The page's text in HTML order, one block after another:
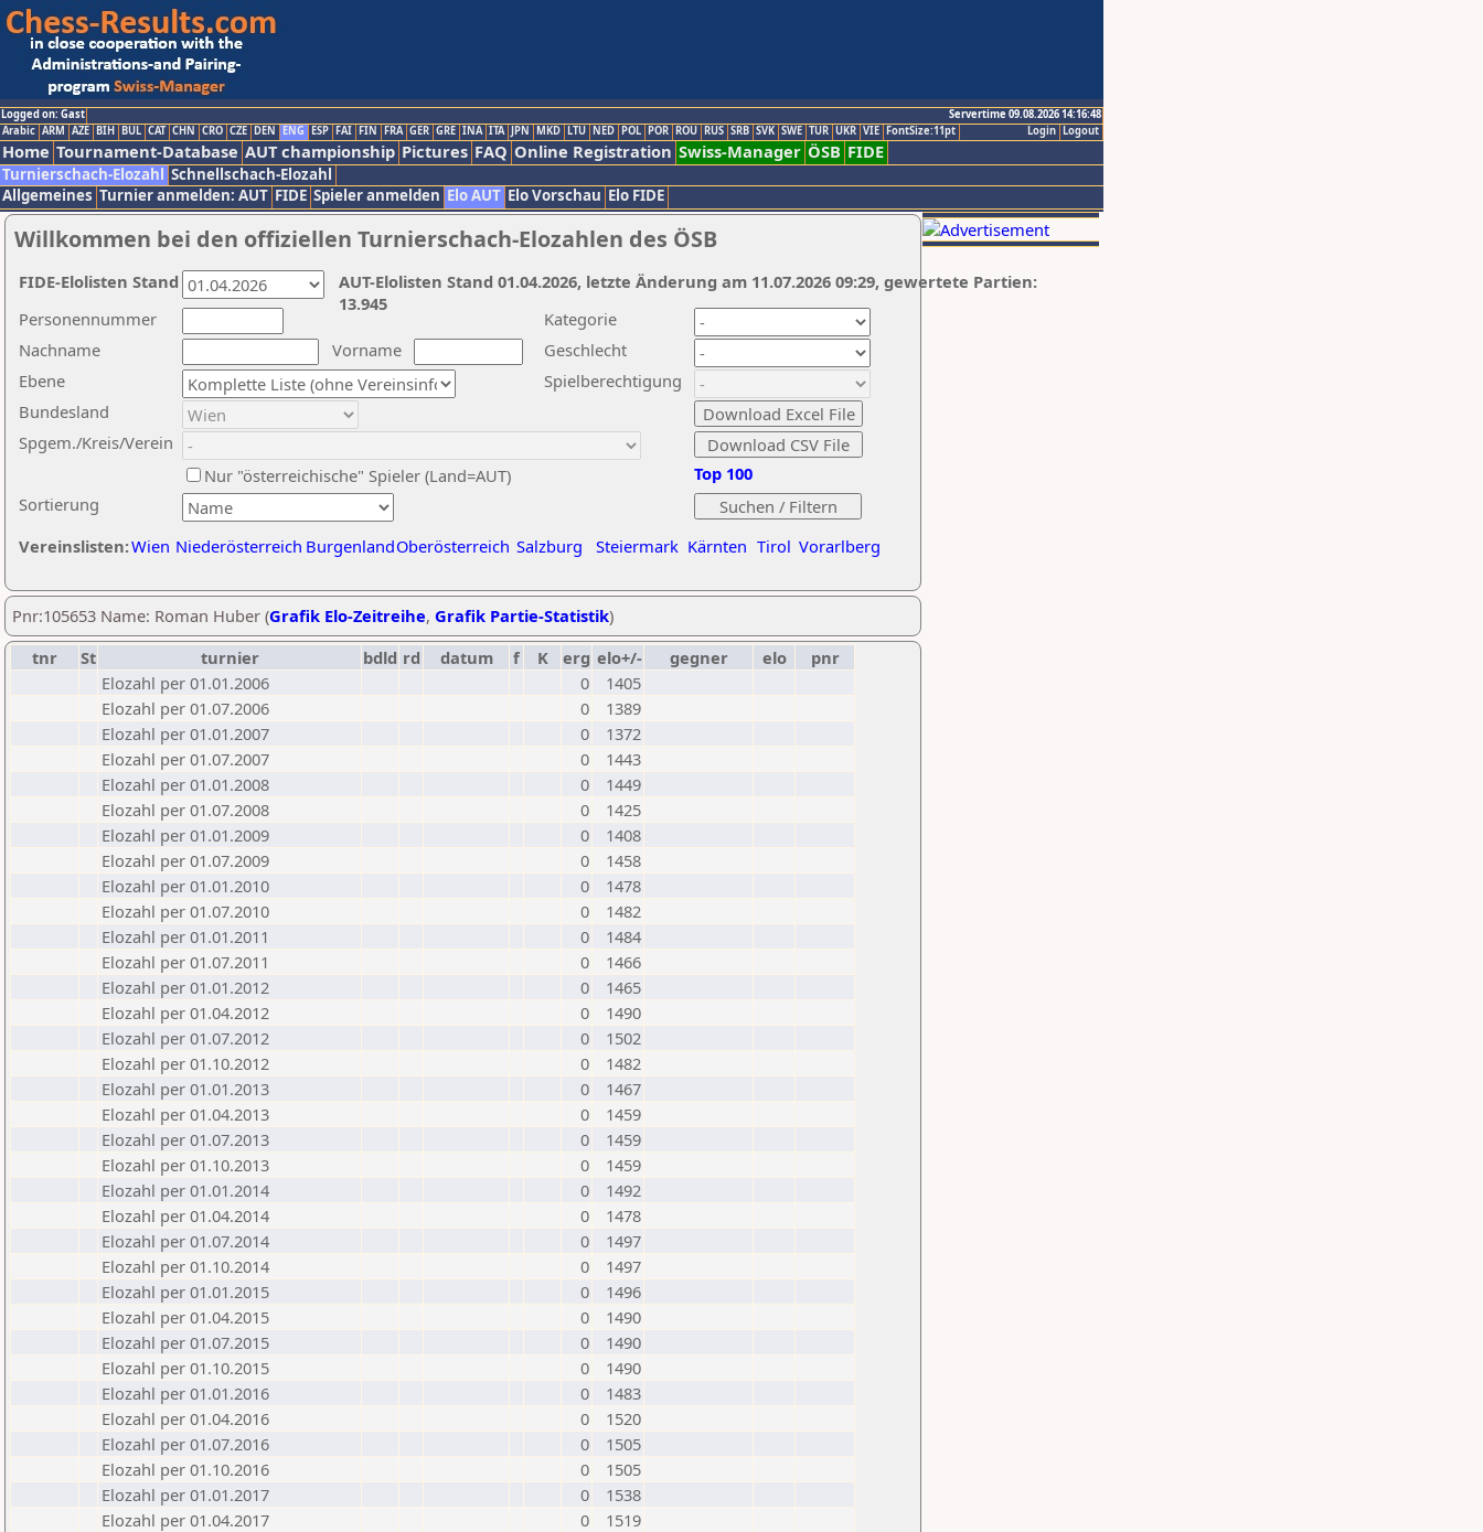
Logged on: Gast
Servertime 09.08.2026 14:16:48
Logout
Login
Arabic ARM AZE BIH BUL CAT CHN CRO CZE DEN ENG ESP FAI FIN FRA GER GRE INA ITA JPN MKD LTU NED POL POR ROU RUS SRB SVK SWE TUR UKR VIE FontSize:11pt
Home Tournament-Database AUT championship Pictures FAQ Online Registration Swiss-Manager ÖSB FIDE
Turnierschach-Elozahl Schnellschach-Elozahl
Allgemeines Turnier anmelden: AUT FIDE Spieler anmelden Elo AUT Elo Vorschau Elo FIDE
Willkommen bei den offiziellen Turnierschach-Elozahlen des ÖSB
Nachname
Vorname
Ebene
Kategorie
Sortierung
Personennummer
Bundesland
Spgem./Kreis/Verein
Geschlecht
Nur "österreichische" Spieler (Land=AUT)
Spielberechtigung
Vereinslisten:Wien Niederösterreich BurgenlandOberösterreich Salzburg Steiermark Kärnten Tirol Vorarlberg
Top 100
AUT-Elolisten Stand 01.04.2026, letzte Änderung am 11.07.2026 09:29, gewertete Partien:
13.945
FIDE-Elolisten Stand
Pnr:105653 Name: Roman Huber (Grafik Elo-Zeitreihe, Grafik Partie-Statistik)
tnr
St turnier bdld rd datum f K erg elo+/- gegner elo
pnr
Elozahl per 01.01.2006
0
1405
Elozahl per 01.07.2006
0
1389
Elozahl per 01.01.2007
0
1372
Elozahl per 01.07.2007
0
1443
Elozahl per 01.01.2008
0
1449
Elozahl per 01.07.2008
0
1425
Elozahl per 01.01.2009
0
1408
Elozahl per 01.07.2009
0
1458
Elozahl per 01.01.2010
0
1478
Elozahl per 01.07.2010
0
1482
Elozahl per 01.01.2011
0
1484
Elozahl per 01.07.2011
0
1466
Elozahl per 01.01.2012
0
1465
Elozahl per 01.04.2012
0
1490
Elozahl per 01.07.2012
0
1502
Elozahl per 01.10.2012
0
1482
Elozahl per 01.01.2013
0
1467
Elozahl per 01.04.2013
0
1459
Elozahl per 01.07.2013
0
1459
Elozahl per 01.10.2013
0
1459
Elozahl per 01.01.2014
0
1492
Elozahl per 01.04.2014
0
1478
Elozahl per 01.07.2014
0
1497
Elozahl per 01.10.2014
0
1497
Elozahl per 01.01.2015
0
1496
Elozahl per 01.04.2015
0
1490
Elozahl per 01.07.2015
0
1490
Elozahl per 01.10.2015
0
1490
Elozahl per 01.01.2016
0
1483
Elozahl per 01.04.2016
0
1520
Elozahl per 01.07.2016
0
1505
Elozahl per 01.10.2016
0
1505
Elozahl per 01.01.2017
0
1538
Elozahl per 01.04.2017
0
1519